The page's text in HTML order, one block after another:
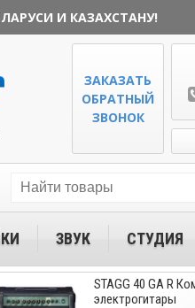
И КАЗАХСТАНУ!
ЗАКАЗАТЬ
ОБРАТНЫЙ
ЗВОНОК
ЗВУК СТУДИЯ
STAGG 40 GA R
электрогитары